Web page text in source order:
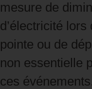
mesure de
d’électricité
pointe ou de
non essentielle
ces